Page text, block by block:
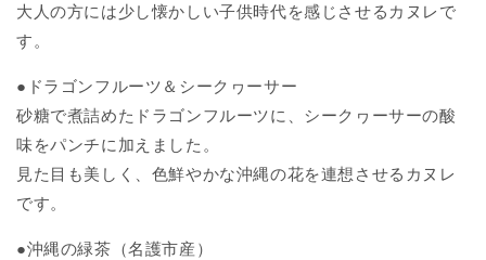
大人の方には少し懐かしい子供時代を感じさせるカヌレで
す。
●ドラゴンフルーツ＆シークヮーサー
砂糖で煮詰めたドラゴンフルーツに、シークヮーサーの酸
味をパンチに加えました。
見た目も美しく、色鮮やかな沖縄の花を連想させるカヌレ
です。
●沖縄の緑茶（名護市産）